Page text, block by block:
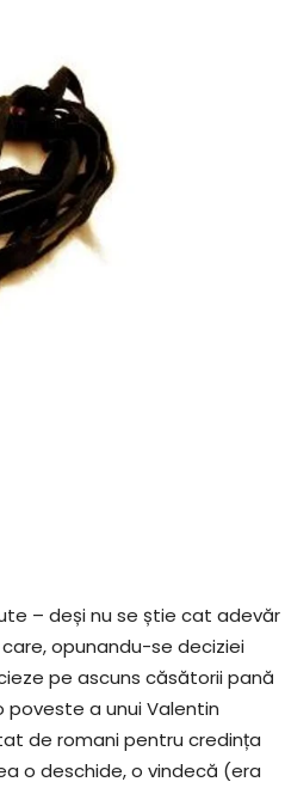
– deși nu se știe cat adevăr
care, opunandu-se deciziei
pe ascuns căsătorii pană
a unui Valentin
de romani pentru credința
o deschide, o vindecă (era